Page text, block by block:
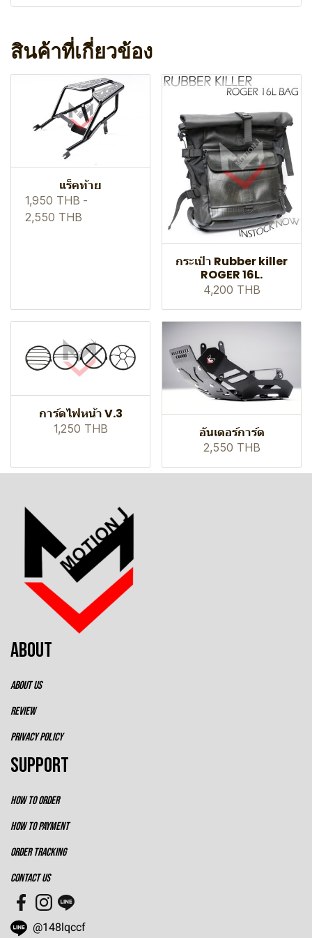
สินค้าที่เกี่ยวข้อง
แร็คท้าย
1,950 THB -
2,550 THB
กระเป๋า Rubber killer
ROGER 16L.
4,200 THB
การ์ดไฟหน้า V.3
1,250 THB อันเดอร์การ์ด
2,550 THB
ABOUT
ABOUT US
REVIEW
PRIVACY POLICY
SUPPORT
HOW TO ORDER
HOW TO PAYMENT
ORDER TRACKING
CONTACT US
@148lqccf